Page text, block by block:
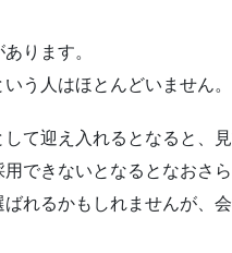
ります。
う人はほとんどいません。
て迎え入れるとなると、
できないとなるとなおさら
れるかもしれませんが、